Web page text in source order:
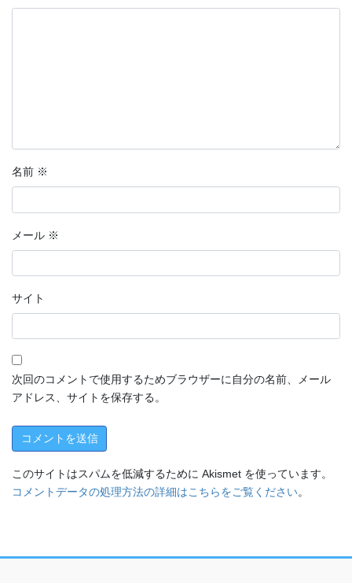
名前 ※
メール ※
サイト
次回のコメントで使用するためブラウザーに自分の名前、メール
アドレス、サイトを保存する。
このサイトはスパムを低減するために Akismet を使っています。
コメントデータの処理方法の詳細はこちらをご覧ください。